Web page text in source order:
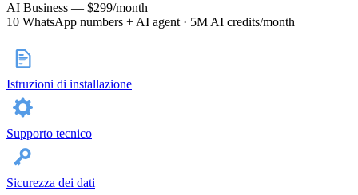
AI Business — $299/month
10 WhatsApp numbers + AI agent · 5M AI credits/month
Istruzioni di installazione
Supporto tecnico
Sicurezza dei dati